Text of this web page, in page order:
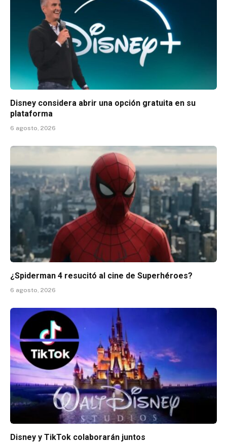
Disney considera abrir una opción gratuita en su
plataforma
6 agosto, 2026
¿Spiderman 4 resucitó al cine de Superhéroes?
6 agosto, 2026
Disney y TikTok colaborarán juntos